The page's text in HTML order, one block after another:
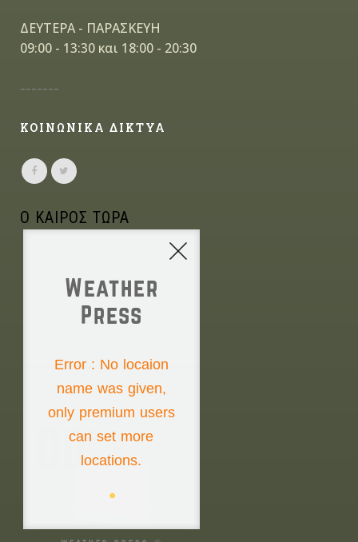
ΔΕΥΤΕΡΑ - ΠΑΡΑΣΚΕΥΗ
09:00 - 13:30 και 18:00 - 20:30
-------
ΚΟΙΝΩΝΙΚΑ ΔΙΚΤΥΑ
Ο ΚΑΙΡΟΣ ΤΩΡΑ
Weather
Press
Error : No locaion
name was given,
only premium users
can set more
locations.
Saturday the 8th
00°